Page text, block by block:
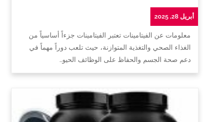
أبريل 28, 2025
معلومات عن الفيتامينات تعتبر الفيتامينات جزءاً أساسياً من
الغذاء الصحي والتغذية المتوازنة، حيث تلعب دوراً مهماً في
دعم صحة الجسم والحفاظ على الوظائف الحيو…